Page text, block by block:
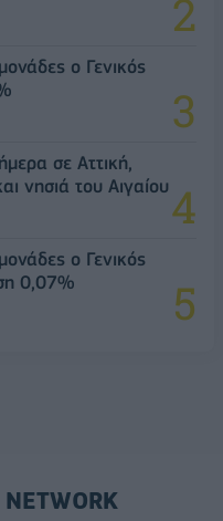
ο Γενικός
σε Αττική,
νησιά του Αιγαίου
ο Γενικός
0,07%